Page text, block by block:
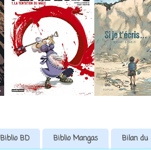
Biblio BD Biblio Mangas Bilan du